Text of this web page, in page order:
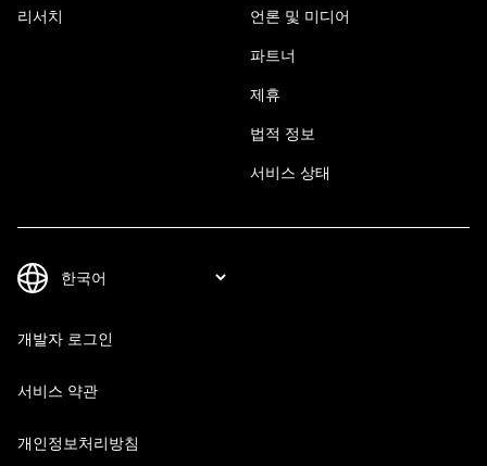
리서치 언론 및 미디어
파트너
제휴
법적 정보
서비스 상태
개발자 로그인
서비스 약관
개인정보처리방침